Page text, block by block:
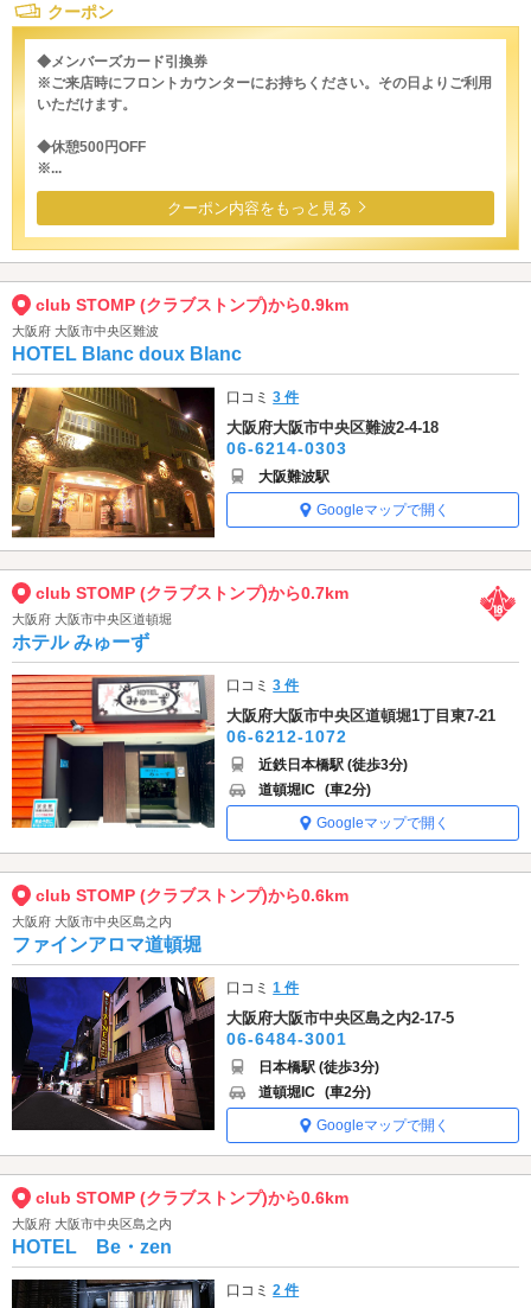
クーポン
◆メンバーズカード引換券
※ご来店時にフロントカウンターにお持ちください。その日よりご利用
いただけます。
◆休憩500円OFF
※...
クーポン内容をもっと見る
club STOMP (クラブストンプ)から0.9km
大阪府 大阪市中央区難波
HOTEL Blanc doux Blanc
口コミ3 件
大阪府大阪市中央区難波2-4-18
06-6214-0303
大阪難波駅
Googleマップで開く
club STOMP (クラブストンプ)から0.7km
大阪府 大阪市中央区道頓堀
ホテル みゅーず
口コミ3 件
大阪府大阪市中央区道頓堀1丁目東7-21
06-6212-1072
近鉄日本橋駅 (徒歩3分)
道頓堀IC (車2分)
Googleマップで開く
club STOMP (クラブストンプ)から0.6km
大阪府 大阪市中央区島之内
ファインアロマ道頓堀
口コミ1 件
大阪府大阪市中央区島之内2-17-5
06-6484-3001
日本橋駅 (徒歩3分)
道頓堀IC (車2分)
Googleマップで開く
club STOMP (クラブストンプ)から0.6km
大阪府 大阪市中央区島之内
HOTEL Be・zen
口コミ2 件